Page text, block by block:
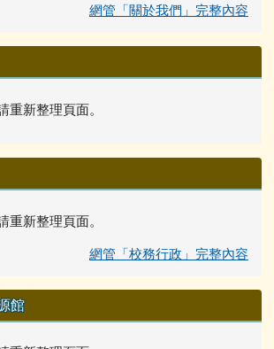
網管「關於我們」完整內容
重新整理頁面。
重新整理頁面。
網管「校務行政」完整內容
館